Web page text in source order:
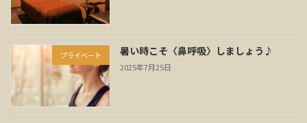
プライベート 暑い時こそ〈鼻呼吸〉しましょう♪
2025年7月25日